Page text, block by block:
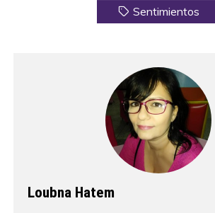
Sentimientos
Loubna Hatem